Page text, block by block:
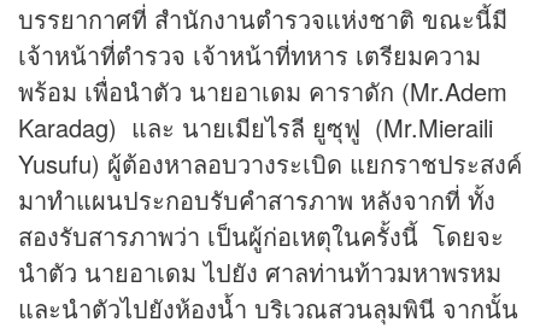
บรรยากาศที่ สำนักงานตำรวจแห่งชาติ ขณะนี้มี
เจ้าหน้าที่ตำรวจ เจ้าหน้าที่ทหาร เตรียมความ
พร้อม เพื่อนำตัว นายอาเดม คาราดัก (Mr.Adem
Karadag) และ นายเมียไรลี ยูซุฟู (Mr.Mieraili
Yusufu) ผู้ต้องหาลอบวางระเบิด แยกราชประสงค์
มาทำแผนประกอบรับคำสารภาพ หลังจากที่ ทั้ง
สองรับสารภาพว่า เป็นผู้ก่อเหตุในครั้งนี้ โดยจะ
นำตัว นายอาเดม ไปยัง ศาลท่านท้าวมหาพรหม
และนำตัวไปยังห้องน้ำ บริเวณสวนลุมพินี จากนั้น